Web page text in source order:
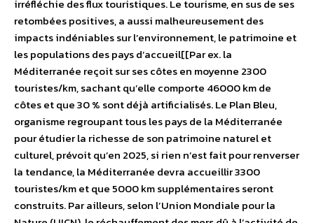
irréfléchie des flux touristiques. Le tourisme, en sus de ses
retombées positives, a aussi malheureusement des
impacts indéniables sur l’environnement, le patrimoine et
les populations des pays d’accueil[[Par ex. la
Méditerranée reçoit sur ses côtes en moyenne 2300
touristes/km, sachant qu’elle comporte 46000 km de
côtes et que 30 % sont déjà artificialisés. Le Plan Bleu,
organisme regroupant tous les pays de la Méditerranée
pour étudier la richesse de son patrimoine naturel et
culturel, prévoit qu’en 2025, si rien n’est fait pour renverser
la tendance, la Méditerranée devra accueillir 3300
touristes/km et que 5000 km supplémentaires seront
construits. Par ailleurs, selon l’Union Mondiale pour la